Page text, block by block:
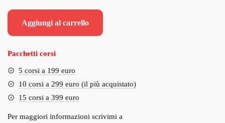
era:
è:
Aggiungi al carrello
Pacchetti corsi
5 corsi a 199 euro
10 corsi a 299 euro (il più acquistato)
15 corsi a 399 euro
Per maggiori informazioni scrivimi a